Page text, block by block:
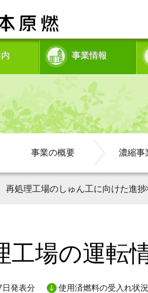
事業情報
事業の概要 濃縮事
再処理工場のしゅん工に向けた進捗
工場の運転
日発表分 使用済燃料の受入れ状